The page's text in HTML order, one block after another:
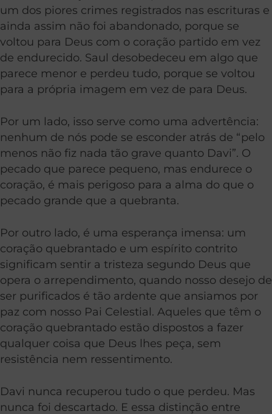
um dos piores crimes registrados nas escrituras e
ainda assim não foi abandonado, porque se
voltou para Deus com o coração partido em vez
de endurecido. Saul desobedeceu em algo que
parece menor e perdeu tudo, porque se voltou
para a própria imagem em vez de para Deus.
Por um lado, isso serve como uma advertência:
nenhum de nós pode se esconder atrás de “pelo
menos não fiz nada tão grave quanto Davi”. O
pecado que parece pequeno, mas endurece o
coração, é mais perigoso para a alma do que o
pecado grande que a quebranta.
Por outro lado, é uma esperança imensa: um
coração quebrantado e um espírito contrito
significam sentir a tristeza segundo Deus que
opera o arrependimento, quando nosso desejo de
ser purificados é tão ardente que ansiamos por
paz com nosso Pai Celestial. Aqueles que têm o
coração quebrantado estão dispostos a fazer
qualquer coisa que Deus lhes peça, sem
resistência nem ressentimento.
Davi nunca recuperou tudo o que perdeu. Mas
nunca foi descartado. E essa distinção entre